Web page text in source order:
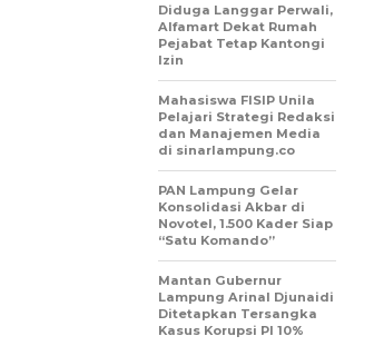
Diduga Langgar Perwali,
Alfamart Dekat Rumah
Pejabat Tetap Kantongi
Izin
Mahasiswa FISIP Unila
Pelajari Strategi Redaksi
dan Manajemen Media
di sinarlampung.co
PAN Lampung Gelar
Konsolidasi Akbar di
Novotel, 1.500 Kader Siap
“Satu Komando”
Mantan Gubernur
Lampung Arinal Djunaidi
Ditetapkan Tersangka
Kasus Korupsi PI 10%